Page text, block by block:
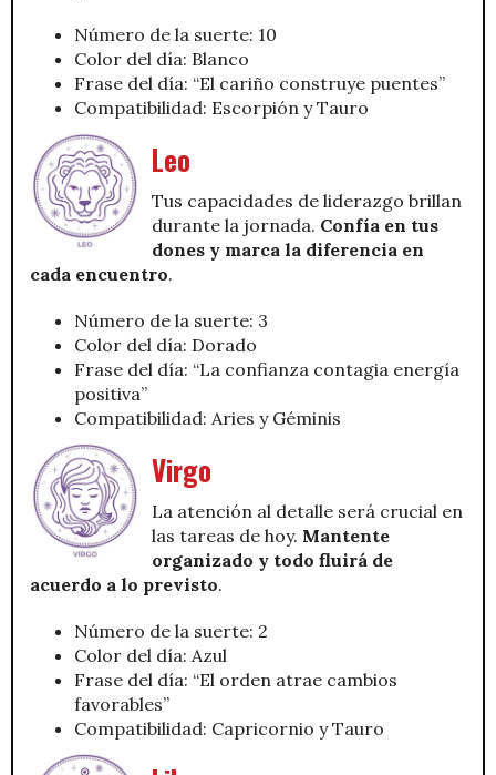
Número de la suerte: 10
Color del día: Blanco
Frase del día: “El cariño construye puentes”
Compatibilidad: Escorpión y Tauro
Leo
Tus capacidades de liderazgo brillan
durante la jornada. Confía en tus
dones y marca la diferencia en
cada encuentro.
Número de la suerte: 3
Color del día: Dorado
Frase del día: “La confianza contagia energía
positiva”
Compatibilidad: Aries y Géminis
Virgo
La atención al detalle será crucial en
las tareas de hoy. Mantente
organizado y todo fluirá de
acuerdo a lo previsto.
Número de la suerte: 2
Color del día: Azul
Frase del día: “El orden atrae cambios
favorables”
Compatibilidad: Capricornio y Tauro